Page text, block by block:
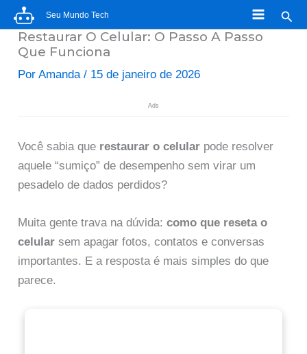
para
Seu Mundo Tech
Restaurar O Celular: O Passo A Passo
Que Funciona
PorAmanda/ 15 de janeiro de 2026
Ads
Você sabia que restaurar o celular pode resolver
aquele “sumiço” de desempenho sem virar um
pesadelo de dados perdidos?
Muita gente trava na dúvida:como que reseta o
celular sem apagar fotos, contatos e conversas
importantes. E a resposta é mais simples do que
parece.